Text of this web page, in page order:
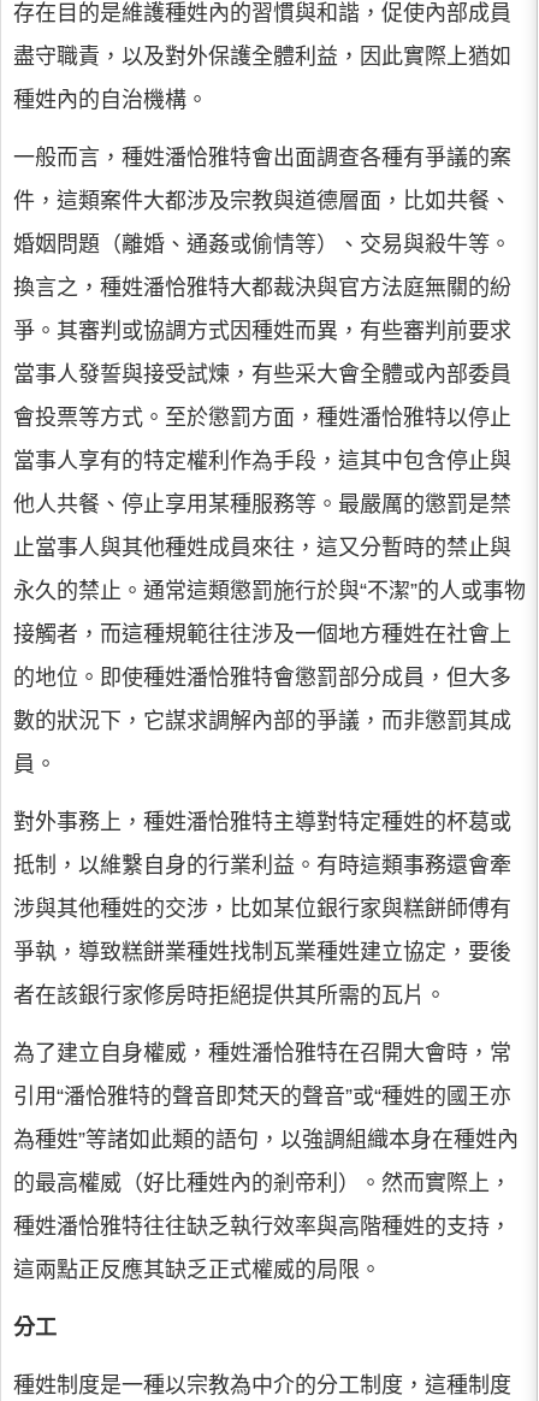
存在目的是維護種姓內的習慣與和諧，促使內部成員
盡守職責，以及對外保護全體利益，因此實際上猶如
種姓內的自治機構。
一般而言，種姓潘恰雅特會出面調查各種有爭議的案
件，這類案件大都涉及宗教與道德層面，比如共餐、
婚姻問題（離婚、通姦或偷情等）、交易與殺牛等。
換言之，種姓潘恰雅特大都裁決與官方法庭無關的紛
爭。其審判或協調方式因種姓而異，有些審判前要求
當事人發誓與接受試煉，有些采大會全體或內部委員
會投票等方式。至於懲罰方面，種姓潘恰雅特以停止
當事人享有的特定權利作為手段，這其中包含停止與
他人共餐、停止享用某種服務等。最嚴厲的懲罰是禁
止當事人與其他種姓成員來往，這又分暫時的禁止與
永久的禁止。通常這類懲罰施行於與“不潔”的人或事物
接觸者，而這種規範往往涉及一個地方種姓在社會上
的地位。即使種姓潘恰雅特會懲罰部分成員，但大多
數的狀況下，它謀求調解內部的爭議，而非懲罰其成
員。
對外事務上，種姓潘恰雅特主導對特定種姓的杯葛或
抵制，以維繫自身的行業利益。有時這類事務還會牽
涉與其他種姓的交涉，比如某位銀行家與糕餅師傅有
爭執，導致糕餅業種姓找制瓦業種姓建立協定，要後
者在該銀行家修房時拒絕提供其所需的瓦片。
為了建立自身權威，種姓潘恰雅特在召開大會時，常
引用“潘恰雅特的聲音即梵天的聲音”或“種姓的國王亦
為種姓”等諸如此類的語句，以強調組織本身在種姓內
的最高權威（好比種姓內的剎帝利）。然而實際上，
種姓潘恰雅特往往缺乏執行效率與高階種姓的支持，
這兩點正反應其缺乏正式權威的局限。
分工
種姓制度是一種以宗教為中介的分工制度，這種制度